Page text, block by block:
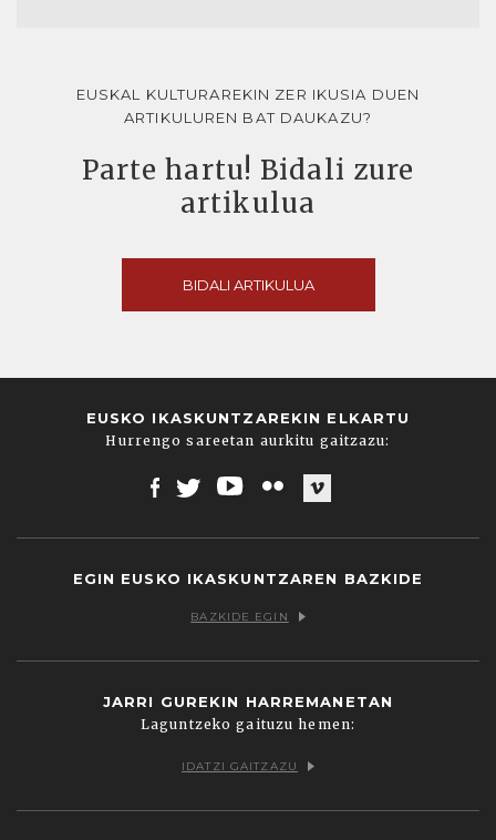
EUSKAL KULTURAREKIN ZER IKUSIA DUEN
ARTIKULUREN BAT DAUKAZU?
Parte hartu! Bidali zure
artikulua
BIDALI ARTIKULUA
EUSKO IKASKUNTZAREKIN ELKARTU
Hurrengo sareetan aurkitu gaitzazu:
EGIN EUSKO IKASKUNTZAREN BAZKIDE
BAZKIDE EGIN
JARRI GUREKIN HARREMANETAN
Laguntzeko gaituzu hemen:
IDATZI GAITZAZU